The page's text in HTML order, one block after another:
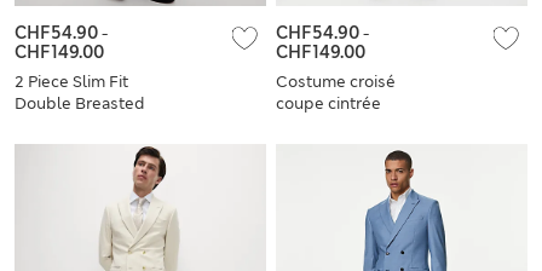
2 Piece Slim Fit
Double Breasted
CHF54.90-
CHF149.00
Costume croisé
coupe cintrée
CHF54.90-
CHF149.00